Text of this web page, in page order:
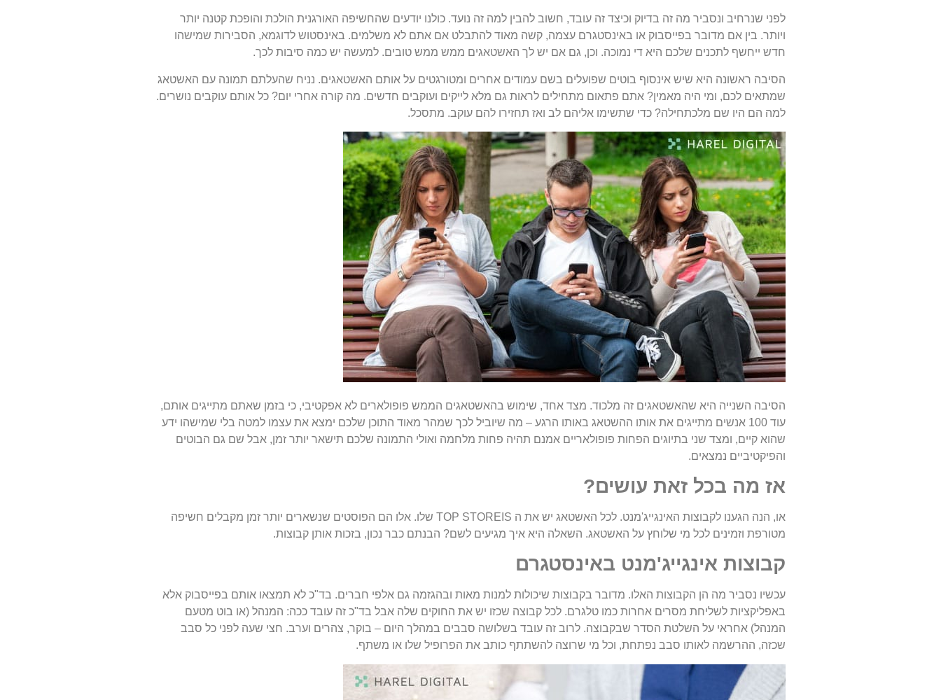
לפני שנרחיב ונסביר מה זה בדיוק וכיצד זה עובד, חשוב להבין למה זה נועד. כולנו יודעים שהחשיפה האורגנית הולכת והופכת קטנה יותר
ויותר. בין אם מדובר בפייסבוק או באינסטגרם עצמה, קשה מאוד להתבלט אם אתם לא משלמים. באינסטוש לדוגמא, הסבירות שמישהו
חדש ייחשף לתכנים שלכם היא די נמוכה. וכן, גם אם יש לך האשטאגים ממש ממש טובים. למעשה יש כמה סיבות לכך.
הסיבה ראשונה היא שיש אינסוף בוטים שפועלים בשם עמודים אחרים ומטורגטים על אותם האשטאגים. נניח שהעלתם תמונה עם האשטאג
שמתאים לכם, ומי היה מאמין? אתם פתאום מתחילים לראות גם מלא לייקים ועוקבים חדשים. מה קורה אחרי יום? כל אותם עוקבים נושרים.
למה הם היו שם מלכתחילה? כדי שתשימו אליהם לב ואז תחזירו להם עוקב. מתסכל.
הסיבה השנייה היא שהאשטאגים זה מלכוד. מצד אחד, שימוש בהאשטאגים הממש פופולארים לא אפקטיבי, כי בזמן שאתם מתייגים אותם,
עוד 100 אנשים מתייגים את אותו ההשטאג באותו הרגע – מה שיוביל לכך שמהר מאוד התוכן שלכם ימצא את עצמו למטה בלי שמישהו ידע
שהוא קיים, ומצד שני בתיוגים הפחות פופולאריים אמנם תהיה פחות מלחמה ואולי התמונה שלכם תישאר יותר זמן, אבל שם גם הבוטים
והפיקטיביים נמצאים.
אז מה בכל זאת עושים?
או, הנה הגענו לקבוצות האינגייג'מנט. לכל האשטאג יש את ה TOP STOREIS שלו. אלו הם הפוסטים שנשארים יותר זמן מקבלים חשיפה
מטורפת וזמינים לכל מי שלוחץ על האשטאג. השאלה היא איך מגיעים לשם? הבנתם כבר נכון, בזכות אותן קבוצות.
קבוצות אינגייג'מנט באינסטגרם
עכשיו נסביר מה הן הקבוצות האלו. מדובר בקבוצות שיכולות למנות מאות ובהגזמה גם אלפי חברים. בד"כ לא תמצאו אותם בפייסבוק אלא
באפליקציות לשליחת מסרים אחרות כמו טלגרם. לכל קבוצה שכזו יש את החוקים שלה אבל בד"כ זה עובד ככה: המנהל (או בוט מטעם
המנהל) אחראי על השלטת הסדר שבקבוצה. לרוב זה עובד בשלושה סבבים במהלך היום – בוקר, צהרים וערב. חצי שעה לפני כל סבב
שכזה, ההרשמה לאותו סבב נפתחת, וכל מי שרוצה להשתתף כותב את הפרופיל שלו או משתף.